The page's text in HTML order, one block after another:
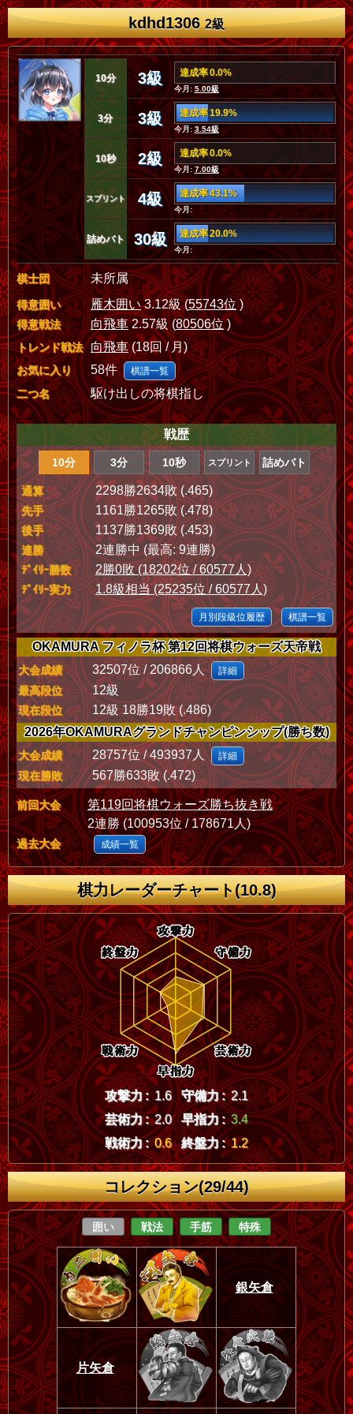
kdhd13062級
10分 3級 達成率 0.0%
今月:5.00級
3分 3級 達成率 19.9%
今月:3.54級
10秒 2級 達成率 0.0%
今月: 7.00級
スプリント 4級 達成率 43.1%
今月:
詰めバト 30級 達成率 20.0%
今月:
棋士団 未所属
得意囲い 雁木囲い3.12級 (55743位)
得意戦法 向飛車2.57級 (80506位)
トレンド戦法 向飛車(18回 / 月)
お気に入り 58件 棋譜一覧
二つ名 駆け出しの将棋指し
戦歴
10分 3分 10秒 スプリント 詰めバト
通算 2298勝2634敗 (.465)
先手 1161勝1265敗 (.478)
後手 1137勝1369敗 (.453)
連勝 2連勝中 (最高: 9連勝)
ﾃﾞｲﾘｰ勝数 2勝0敗 (18202位 / 60577人)
ﾃﾞｲﾘｰ実力 1.8級相当 (25235位 / 60577人)
月別段級位履歴 棋譜一覧
OKAMURA フィノラ杯 第12回将棋ウォーズ天帝戦
大会成績 32507位 / 206866人 詳細
最高段位 12級
現在段位
12級 18勝19敗 (.486)
2026年OKAMURAグランドチャンピンシップ(勝ち数)
大会成績 28757位 / 493937人 詳細
現在勝敗 567勝633敗 (.472)
前回大会
第119回将棋ウォーズ勝ち抜き戦
2連勝 (100953位 / 178671人)
過去大会 成績一覧
棋力レーダーチャート(10.8)
攻撃力 : 1.6 守備力 : 2.1
芸術力 : 2.0 早指力 : 3.4
戦術力 : 0.6 終盤力 : 1.2
コレクション(29/44)
囲い 戦法 手筋 特殊
銀矢倉
片矢倉